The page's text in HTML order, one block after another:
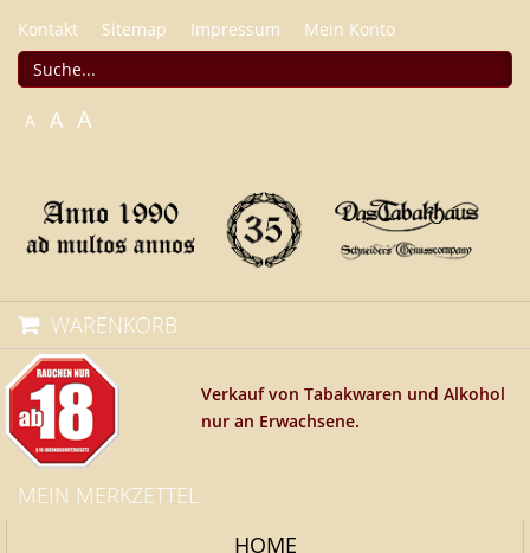
Kontakt Sitemap Impressum Mein Konto
A A A
WARENKORB
Verkauf von Tabakwaren und Alkohol
nur an Erwachsene.
MEIN MERKZETTEL
HOME